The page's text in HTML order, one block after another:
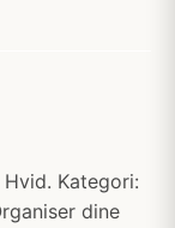
Kategori:
dine